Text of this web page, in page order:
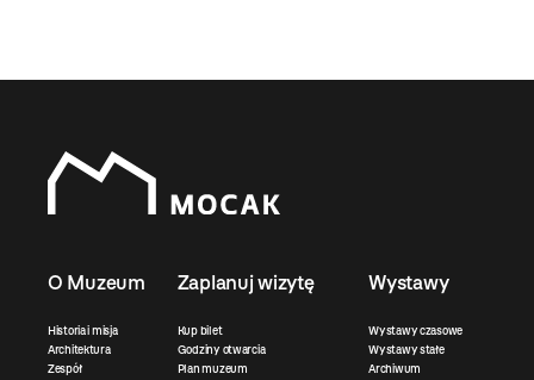
O Muzeum
Historia i misja
Architektura
Zespół
Zaplanuj wizytę
Kup bilet
Godziny otwarcia
Plan muzeum
Wystawy
Wystawy czasowe
Wystawy stałe
Archiwum